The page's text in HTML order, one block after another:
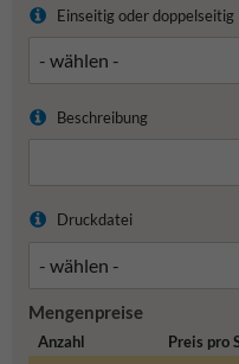
Einseitig oder doppelseitig
Beschreibung
Druckdatei
Mengenpreise
Anzahl Preis pro